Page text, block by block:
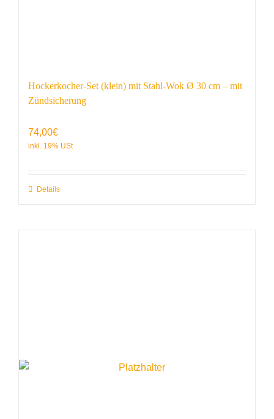
Hockerkocher-Set (klein) mit Stahl-Wok Ø 30 cm – mit
Zündsicherung
74,00€
Details